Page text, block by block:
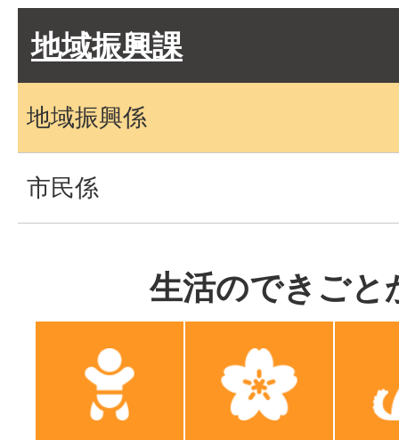
地域振興課
地域振興係
市民係
生活のできごと